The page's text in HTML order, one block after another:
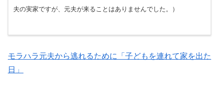
夫の実家ですが、元夫が来ることはありませんでした。）
モラハラ元夫から逃れるために「子どもを連れて家を出た
日」